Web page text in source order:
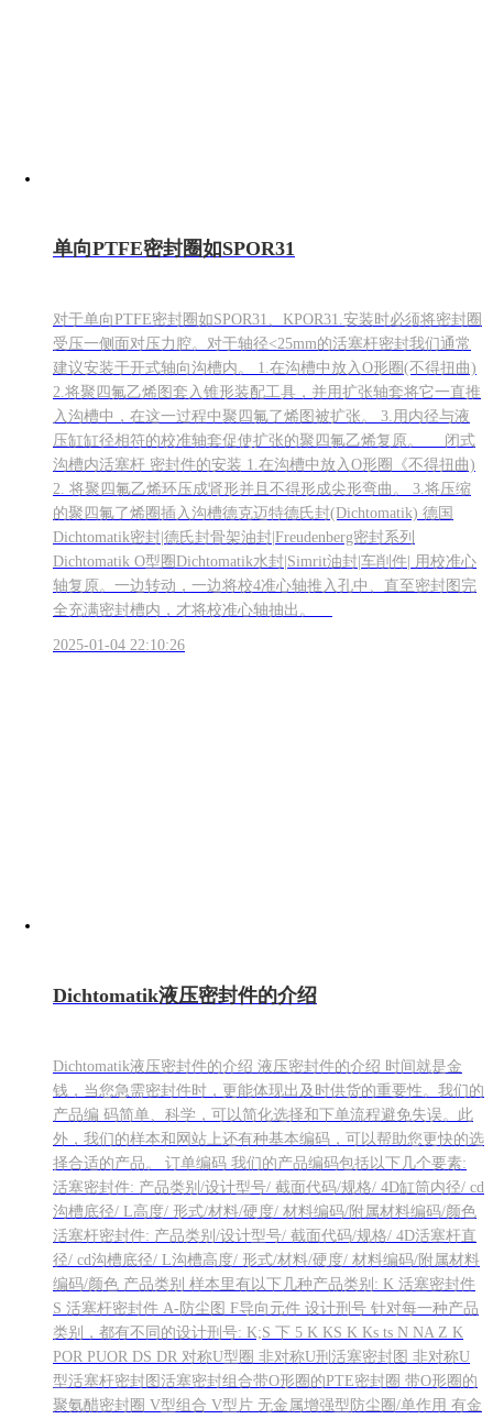
单向PTFE密封圈如SPOR31
对于单向PTFE密封圈如SPOR31、KPOR31.安装时必须将密封圈
受压一侧面对压力腔。对于轴径<25mm的活塞杆密封我们通常
建议安装于开式轴向沟槽内。 1.在沟槽中放入O形圈(不得扭曲)
2.将聚四氟乙烯图套入锥形装配工具，并用扩张轴套将它一直推
入沟槽中，在这一过程中聚四氟了烯图被扩张。 3.用内径与液
压缸缸径相符的校准轴套促使扩张的聚四氟乙烯复原。 闭式
沟槽内活塞杆 密封件的安装 1.在沟槽中放入O形圈《不得扭曲)
2. 将聚四氟乙烯环压成肾形并且不得形成尖形弯曲。 3.将压缩
的聚四氟了烯圈插入沟槽德克迈特德氏封(Dichtomatik) 德国
Dichtomatik密封|德氏封骨架油封|Freudenberg密封系列
Dichtomatik O型圈Dichtomatik水封|Simrit油封|车削件| 用校准心
轴复原。一边转动，一边将校4准心轴推入孔中、直至密封图完
全充满密封槽内，才将校准心轴抽出。
2025-01-04 22:10:26
Dichtomatik液压密封件的介绍
Dichtomatik液压密封件的介绍 液压密封件的介绍 时间就是金
钱，当您急需密封件时，更能体现出及时供货的重要性。我们的
产品编 码简单、科学，可以简化选择和下单流程避免失误。此
外，我们的样本和网站上还有种基本编码，可以帮助您更快的选
择合适的产品。 订单编码 我们的产品编码包括以下几个要素:
活塞密封件: 产品类别/设计型号/ 截面代码/规格/ 4D缸筒内径/ cd
沟槽底径/ L高度/ 形式/材料/硬度/ 材料编码/附属材料编码/颜色
活塞杆密封件: 产品类别/设计型号/ 截面代码/规格/ 4D活塞杆直
径/ cd沟槽底径/ L沟槽高度/ 形式/材料/硬度/ 材料编码/附属材料
编码/颜色 产品类别 样本里有以下几种产品类别: K 活塞密封件
S 活塞杆密封件 A-防尘图 F导向元件 设计刑号 针对每一种产品
类别，都有不同的设计刑号: K;S 下 5 K KS K Ks ts N NA Z K
POR PUOR DS DR 对称U型圈 非对称U刑活塞密封图 非对称U
型活塞杆密封图活塞密封组合带O形圈的PTE密封圈 带O形圈的
聚氨醋密封圈 V型组合 V型片 无金属增强型防尘圈/单作用 有金